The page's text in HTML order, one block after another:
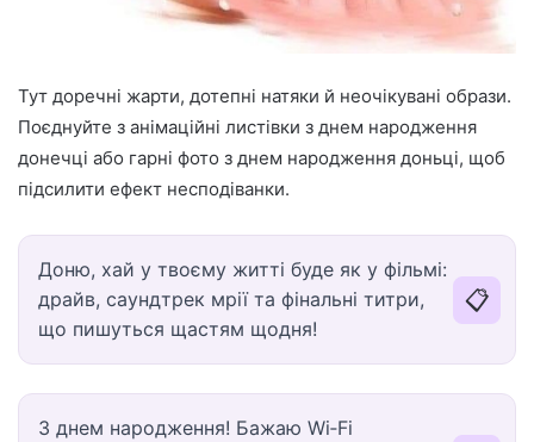
Тут доречні жарти, дотепні натяки й неочікувані образи.
Поєднуйте з анімаційні листівки з днем народження
донечці або гарні фото з днем народження доньці, щоб
підсилити ефект несподіванки.
Доню, хай у твоєму житті буде як у фільмі:
драйв, саундтрек мрії та фінальні титри,
що пишуться щастям щодня!
📋
З днем народження! Бажаю Wi‑Fi